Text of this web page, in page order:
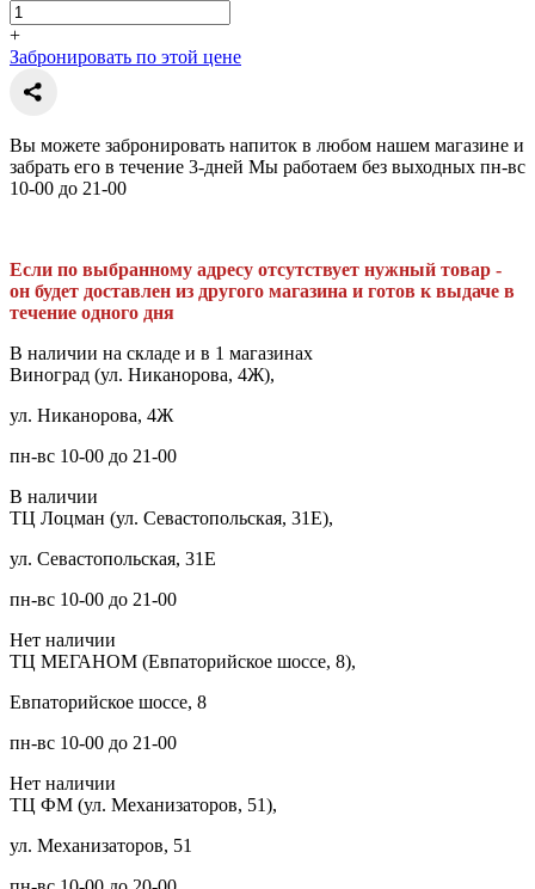
+
Забронировать по этой цене
Вы можете забронировать напиток в любом нашем магазине и
забрать его в течение 3-дней Мы работаем без выходных пн-вс
10-00 до 21-00
Если по выбранному адресу отсутствует нужный товар -
он будет доставлен из другого магазина и готов к выдаче в
течение одного дня
В наличии на складе и в 1 магазинах
Виноград (ул. Никанорова, 4Ж),
ул. Никанорова, 4Ж
пн-вс 10-00 до 21-00
В наличии
ТЦ Лоцман (ул. Севастопольская, 31Е),
ул. Севастопольская, 31Е
пн-вс 10-00 до 21-00
Нет наличии
ТЦ МЕГАНОМ (Евпаторийское шоссе, 8),
Евпаторийское шоссе, 8
пн-вс 10-00 до 21-00
Нет наличии
ТЦ ФМ (ул. Механизаторов, 51),
ул. Механизаторов, 51